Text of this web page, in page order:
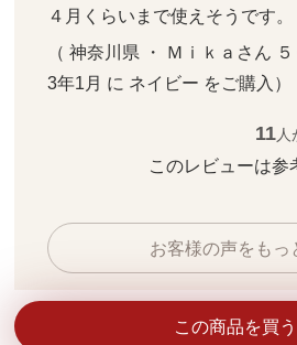
４月くらいまで使えそうです。
（ 神奈川県 ・ Ｍｉｋａさん
3年1月 に ネイビー をご購入）
11人
このレビューは参
お客様の声をもっ
この商品を買う